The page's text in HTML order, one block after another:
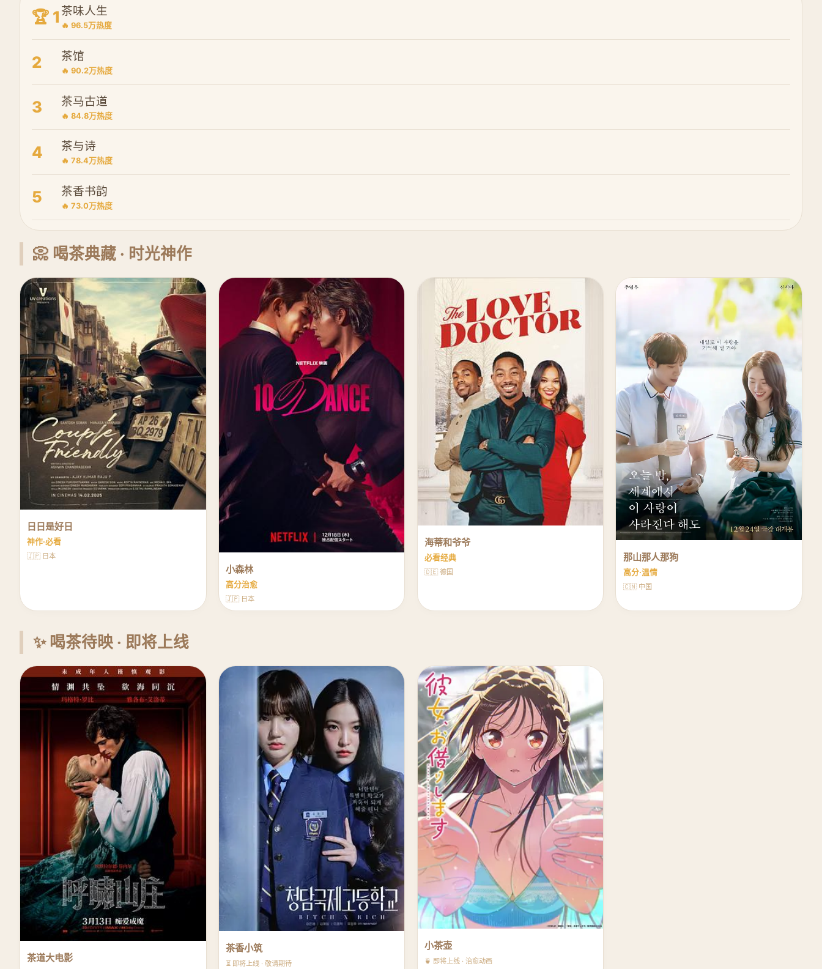
🏆 1 茶味人生
🔥 96.5万热度
2 茶馆
🔥 90.2万热度
3 茶马古道
🔥 84.8万热度
4 茶与诗
🔥 78.4万热度
5 茶香书韵
🔥 73.0万热度
📀 喝茶典藏 · 时光神作
日日是好日
神作·必看
🇯🇵 日本
小森林
高分治愈
🇯🇵 日本
海蒂和爷爷
必看经典
🇩🇪 德国
那山那人那狗
高分·温情
🇨🇳 中国
✨ 喝茶待映 · 即将上线
茶道大电影
茶香小筑
⏳ 即将上线 · 敬请期待
小茶壶
🍵 即将上线 · 治愈动画